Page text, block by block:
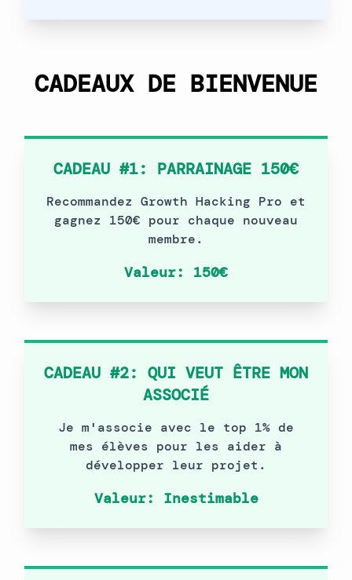
CADEAUX DE BIENVENUE
CADEAU #1: PARRAINAGE 150€
Recommandez Growth Hacking Pro et
gagnez 150€ pour chaque nouveau
membre.
Valeur: 150€
CADEAU #2: QUI VEUT ÊTRE MON
ASSOCIÉ
Je m'associe avec le top 1% de
mes élèves pour les aider à
développer leur projet.
Valeur: Inestimable